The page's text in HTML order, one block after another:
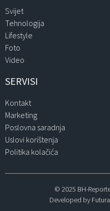
Svijet
Tehnologija
Lifestyle
Foto
Video
SERVISI
Kontakt
Marketing
Poslovna saradnja
Uslovi korištenja
Politika kolačića
© 2025 BH-
Developed by